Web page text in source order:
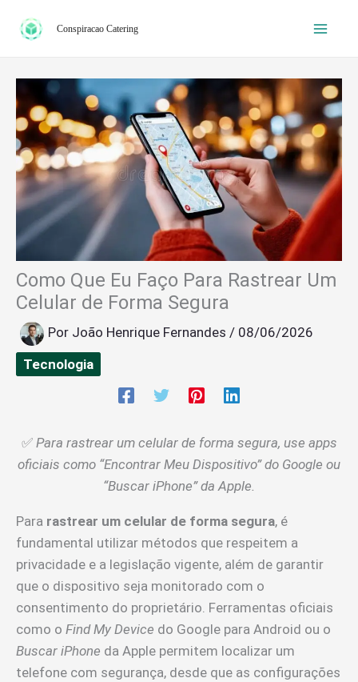
para
conteúdo
Conspiracao Catering
Como Que Eu Faço Para Rastrear Um
Celular de Forma Segura
Por João Henrique Fernandes / 08/06/2026
Tecnologia
✅ Para rastrear um celular de forma segura, use apps
oficiais como “Encontrar Meu Dispositivo” do Google ou
“Buscar iPhone” da Apple.
Para rastrear um celular de forma segura, é
fundamental utilizar métodos que respeitem a
privacidade e a legislação vigente, além de garantir
que o dispositivo seja monitorado com o
consentimento do proprietário. Ferramentas oficiais
como o Find My Device do Google para Android ou o
Buscar iPhone da Apple permitem localizar um
telefone com segurança, desde que as configurações